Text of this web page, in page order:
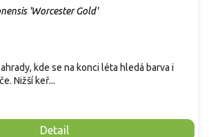
'Worcester Gold'
Detail
kde se na konci léta hledá barva i
Nižší keř...